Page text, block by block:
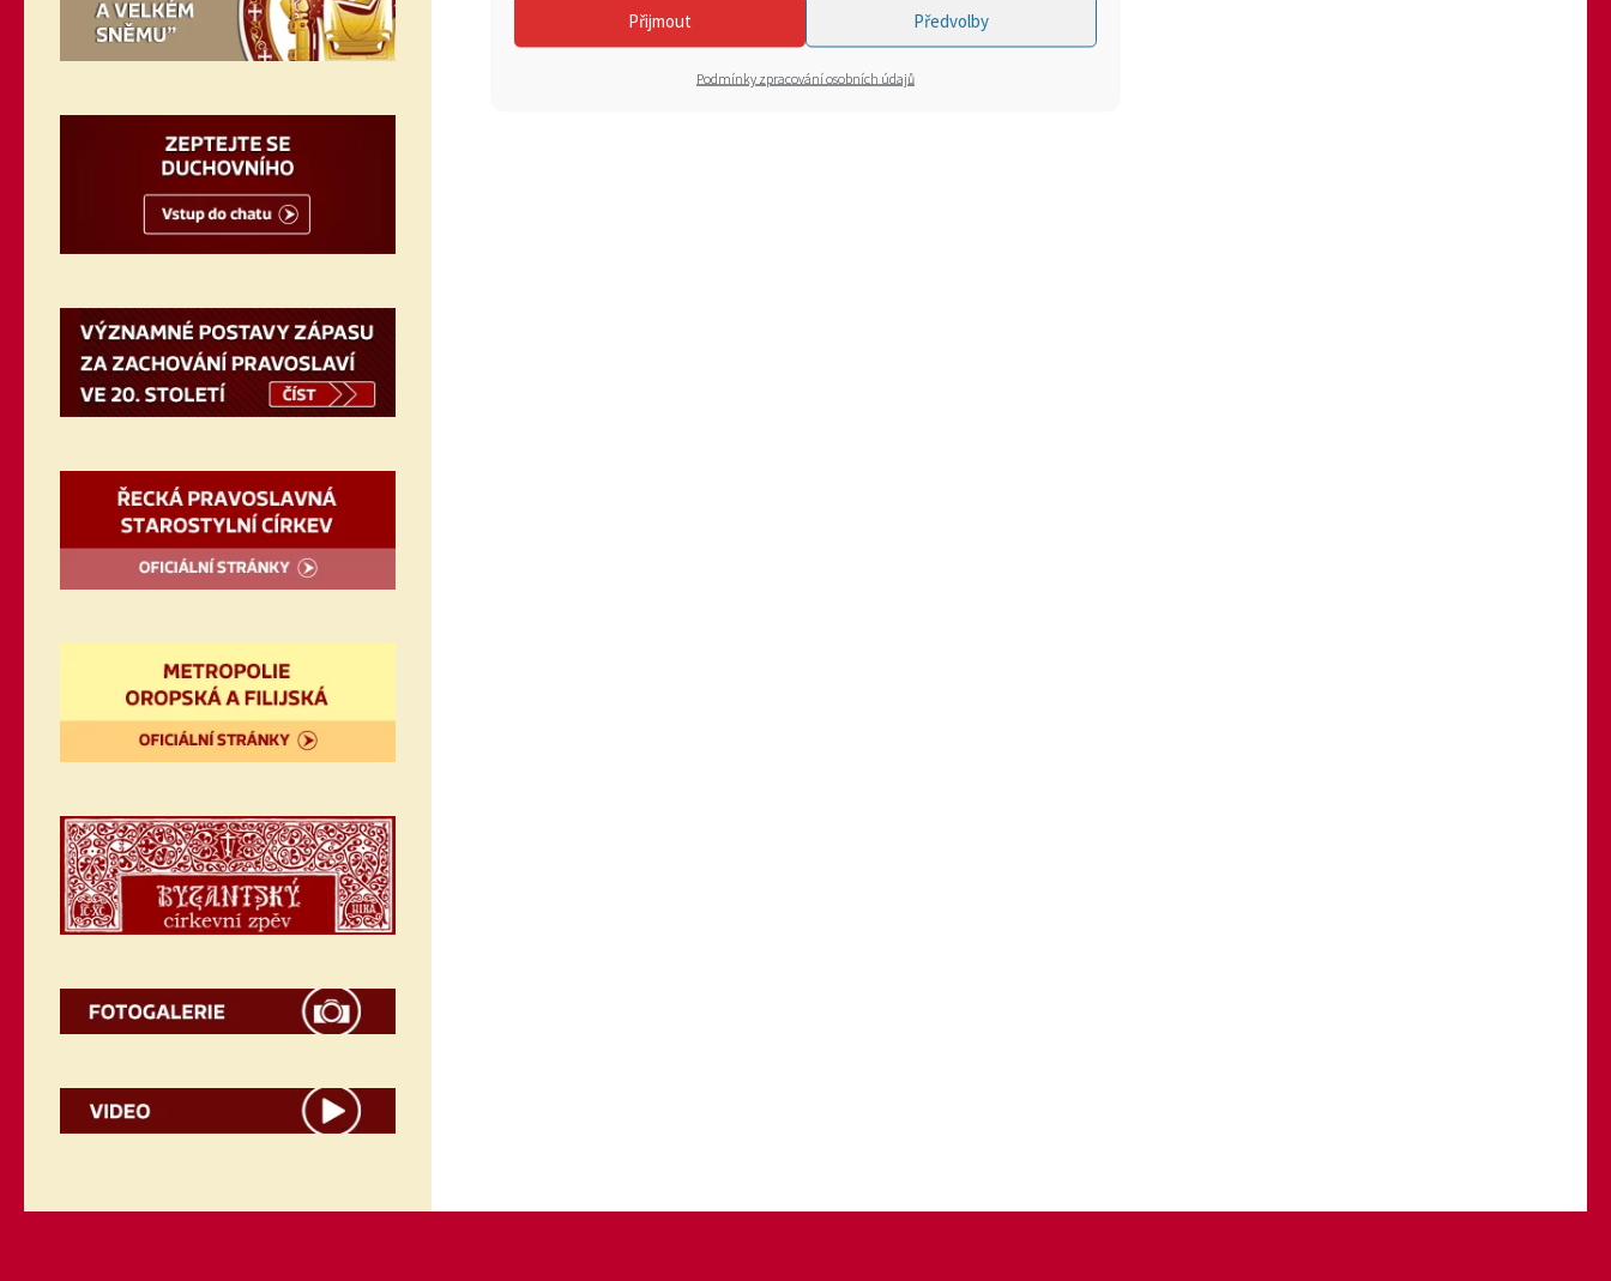
Přijmout Předvolby
Podmínky zpracování osobních údajů